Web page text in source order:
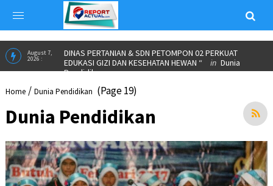
EDUKASI GIZI DAN KESEHATAN HEWAN “
Pendidikan
June 23,
2026 :
ALUMNI PARTNERSHIP MEETING 2026 JADI MOMENTUM
IKA SPs UNNES PERKUAT KOLABORASI DAN SALURKAN
BEASISWA”inINSPIRASI
Home / Dunia Pendidikan (Page 19)
Dunia Pendidikan